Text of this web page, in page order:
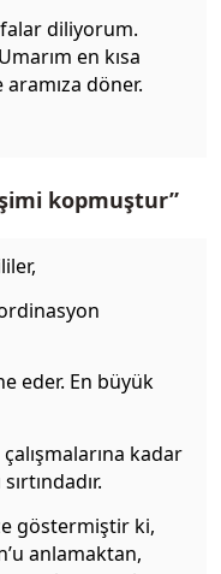
diliyorum.
en kısa
döner.
kopmuştur”
eder. En büyük
kadar
göstermiştir ki,
anlamaktan,